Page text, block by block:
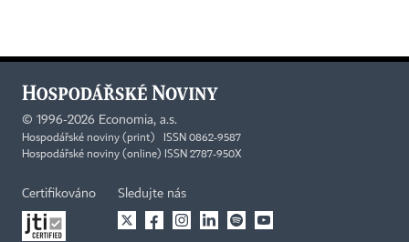
© 1996-2026 Economia, a.s.
Hospodářské noviny (print) ISSN 0862-9587
Hospodářské noviny (online) ISSN 2787-950X
Certifikováno Sledujte nás